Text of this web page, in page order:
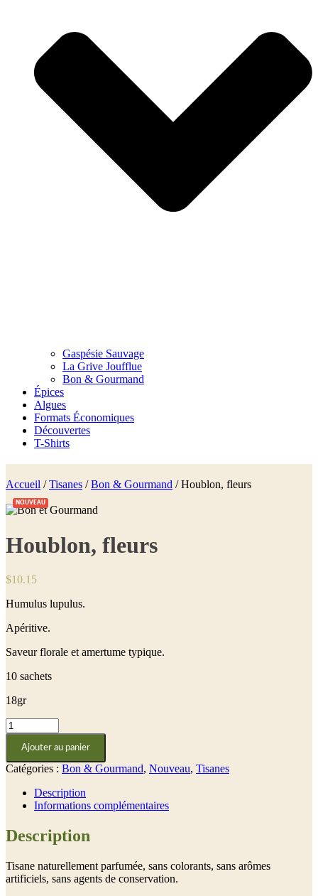
Gaspésie Sauvage
La Grive Joufflue
Bon & Gourmand
Épices
Algues
Formats Économiques
Découvertes
T-Shirts
Accueil /Tisanes /Bon & Gourmand / Houblon, fleurs
NOUVEAU
Houblon, fleurs
$10.15
Humulus lupulus.
Apéritive.
Saveur florale et amertume typique.
10 sachets
18gr
quantité
de
Houblon,
fleurs
Ajouter au panier
Catégories : Bon & Gourmand, Nouveau, Tisanes
Description
Informations complémentaires
Description
Tisane naturellement parfumée, sans colorants, sans arômes
artificiels, sans agents de conservation.